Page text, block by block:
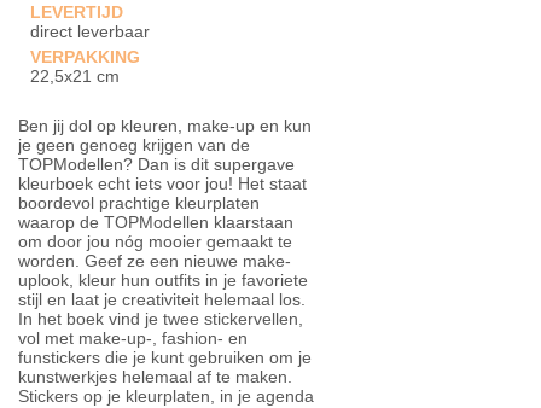
LEVERTIJD
direct leverbaar
VERPAKKING
22,5x21 cm
Ben jij dol op kleuren, make-up en kun
je geen genoeg krijgen van de
TOPModellen? Dan is dit supergave
kleurboek echt iets voor jou! Het staat
boordevol prachtige kleurplaten
waarop de TOPModellen klaarstaan
om door jou nóg mooier gemaakt te
worden. Geef ze een nieuwe make-
uplook, kleur hun outfits in je favoriete
stijl en laat je creativiteit helemaal los.
In het boek vind je twee stickervellen,
vol met make-up-, fashion- en
funstickers die je kunt gebruiken om je
kunstwerkjes helemaal af te maken.
Stickers op je kleurplaten, in je agenda